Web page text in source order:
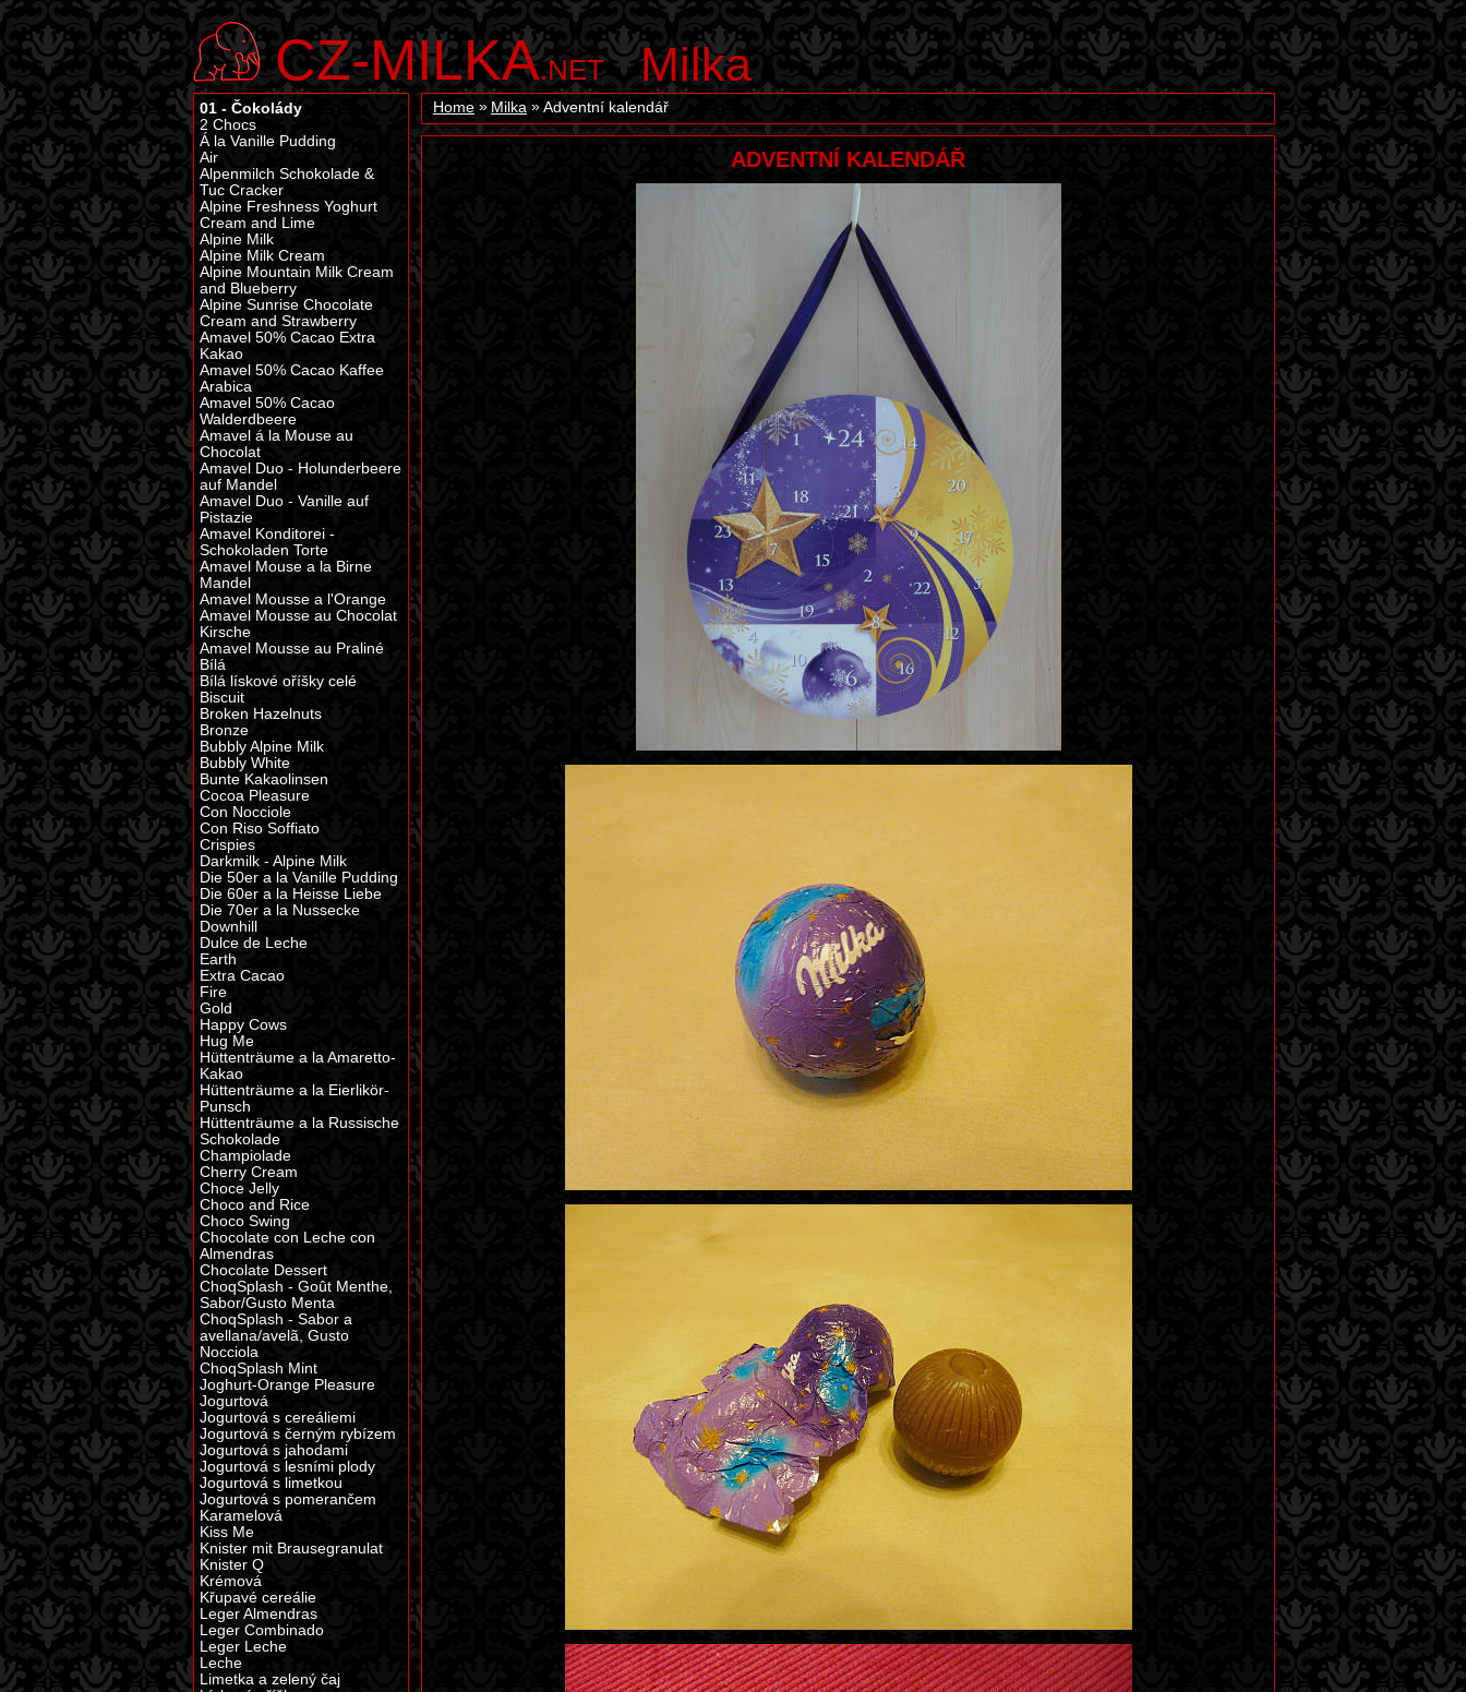
CZ-MILKA.NET Milka
Home Milka Adventní kalendář
ADVENTNÍ KALENDÁŘ
01 - Čokolády
2 Chocs
Á la Vanille Pudding
Air
Alpenmilch Schokolade &
Tuc Cracker
Alpine Freshness Yoghurt
Cream and Lime
Alpine Milk
Alpine Milk Cream
Alpine Mountain Milk Cream
and Blueberry
Alpine Sunrise Chocolate
Cream and Strawberry
Amavel 50% Cacao Extra
Kakao
Amavel 50% Cacao Kaffee
Arabica
Amavel 50% Cacao
Walderdbeere
Amavel á la Mouse au
Chocolat
Amavel Duo - Holunderbeere
auf Mandel
Amavel Duo - Vanille auf
Pistazie
Amavel Konditorei -
Schokoladen Torte
Amavel Mouse a la Birne
Mandel
Amavel Mousse a l'Orange
Amavel Mousse au Chocolat
Kirsche
Amavel Mousse au Praliné
Bílá
Bílá lískové oříšky celé
Biscuit
Broken Hazelnuts
Bronze
Bubbly Alpine Milk
Bubbly White
Bunte Kakaolinsen
Cocoa Pleasure
Con Nocciole
Con Riso Soffiato
Crispies
Darkmilk - Alpine Milk
Die 50er a la Vanille Pudding
Die 60er a la Heisse Liebe
Die 70er a la Nussecke
Downhill
Dulce de Leche
Earth
Extra Cacao
Fire
Gold
Happy Cows
Hug Me
Hüttenträume a la Amaretto-
Kakao
Hüttenträume a la Eierlikör-
Punsch
Hüttenträume a la Russische
Schokolade
Champiolade
Cherry Cream
Choce Jelly
Choco and Rice
Choco Swing
Chocolate con Leche con
Almendras
Chocolate Dessert
ChoqSplash - Goût Menthe,
Sabor/Gusto Menta
ChoqSplash - Sabor a
avellana/avelã, Gusto
Nocciola
ChoqSplash Mint
Joghurt-Orange Pleasure
Jogurtová
Jogurtová s cereáliemi
Jogurtová s černým rybízem
Jogurtová s jahodami
Jogurtová s lesními plody
Jogurtová s limetkou
Jogurtová s pomerančem
Karamelová
Kiss Me
Knister mit Brausegranulat
Knister Q
Krémová
Křupavé cereálie
Leger Almendras
Leger Combinado
Leger Leche
Leche
Limetka a zelený čaj